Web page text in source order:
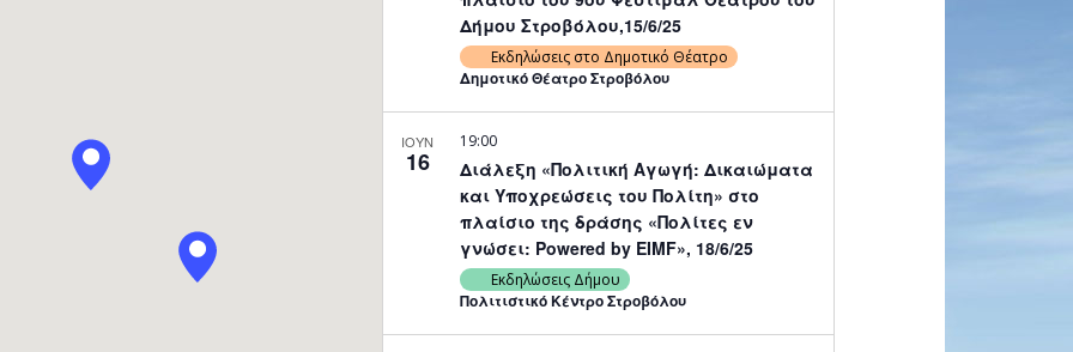
Δήμου Στροβόλου,15/6/25
Εκδηλώσεις στο Δημοτικό Θέατρο
Δημοτικό Θέατρο Στροβόλου
ΙΟΥΝ
16
Διάλεξη «Πολιτική Αγωγή: Δικαιώματα
και Υποχρεώσεις του Πολίτη» στο
πλαίσιο της δράσης «Πολίτες εν
γνώσει: Powered by EIMF», 18/6/25
19:00
Εκδηλώσεις Δήμου
Πολιτιστικό Κέντρο Στροβόλου